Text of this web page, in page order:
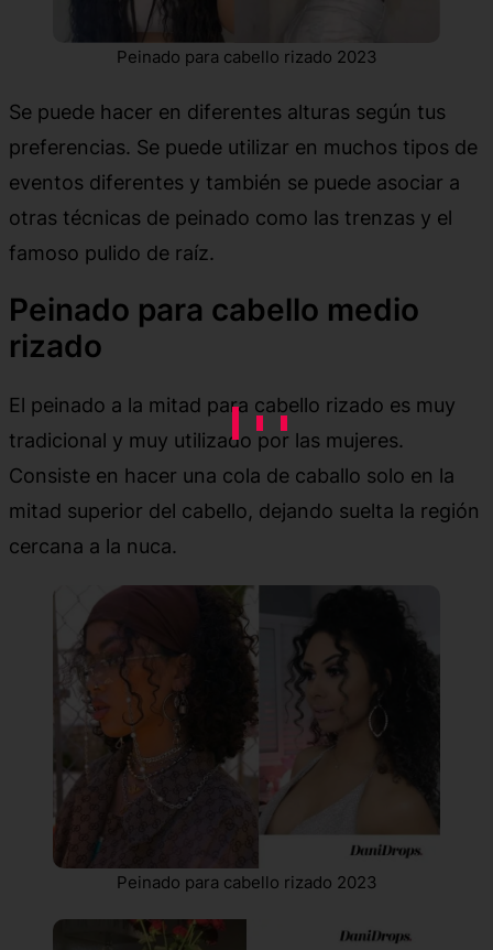
Peinado para cabello rizado 2023
Se puede hacer en diferentes alturas según tus
preferencias. Se puede utilizar en muchos tipos de
eventos diferentes y también se puede asociar a
otras técnicas de peinado como las trenzas y el
famoso pulido de raíz.
Peinado para cabello medio
rizado
El peinado a la mitad para cabello rizado es muy
tradicional y muy utilizado por las mujeres.
Consiste en hacer una cola de caballo solo en la
mitad superior del cabello, dejando suelta la región
cercana a la nuca.
Peinado para cabello rizado 2023